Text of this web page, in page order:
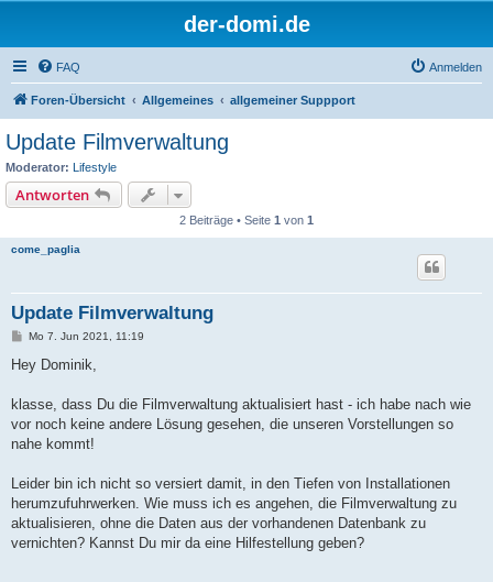
der-domi.de
FAQ Anmelden
Foren-Übersicht Allgemeines allgemeiner Suppport
Update Filmverwaltung
Moderator: Lifestyle
Antworten
2 Beiträge • Seite 1 von 1
come_paglia
Update Filmverwaltung
B
i
a
Mo 7. Jun 2021, 11:19
Hey Dominik,
klasse, dass Du die Filmverwaltung aktualisiert hast - ich habe nach wie
vor noch keine andere Lösung gesehen, die unseren Vorstellungen so
nahe kommt!
Leider bin ich nicht so versiert damit, in den Tiefen von Installationen
herumzufuhrwerken. Wie muss ich es angehen, die Filmverwaltung zu
aktualisieren, ohne die Daten aus der vorhandenen Datenbank zu
vernichten? Kannst Du mir da eine Hilfestellung geben?